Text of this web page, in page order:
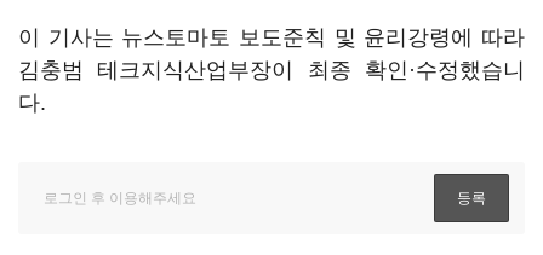
이 기사는 뉴스토마토 보도준칙 및 윤리강령에 따라
김충범 테크지식산업부장이 최종 확인·수정했습니
다.